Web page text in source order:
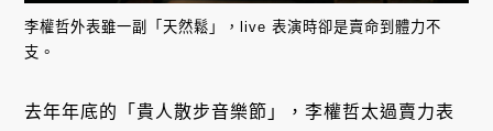
李權哲外表雖一副「天然鬆」，live 表演時卻是賣命到體力不
支。
去年年底的「貴人散步音樂節」，李權哲太過賣力表